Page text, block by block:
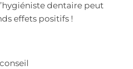
dentaire peut
effets positifs !